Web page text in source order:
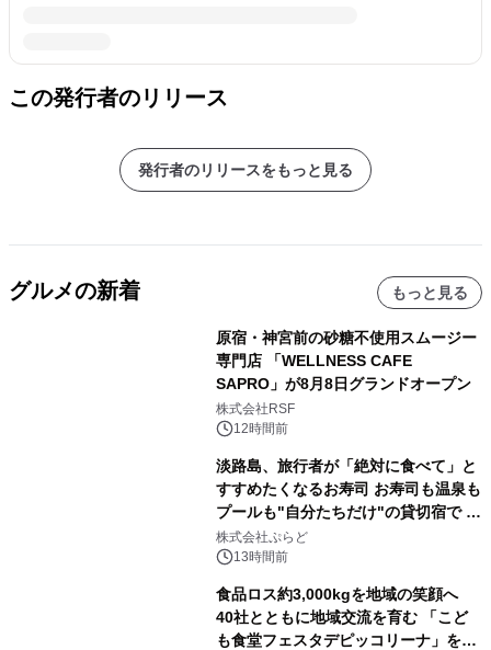
この発行者のリリース
発行者のリリースをもっと見る
グルメの新着 もっと見る
原宿・神宮前の砂糖不使用スムージー
専門店 「WELLNESS CAFE
SAPRO」が8月8日グランドオープン
株式会社RSF
12時間前
淡路島、旅行者が「絶対に食べて」と
すすめたくなるお寿司 お寿司も温泉も
プールも"自分たちだけ"の貸切宿で 1
日1組限定「岩屋温泉 絵島別庭 海と
森」の握り寿司プラン
株式会社ぷらど
13時間前
食品ロス約3,000kgを地域の笑顔へ
40社とともに地域交流を育む 「こど
も食堂フェスタデピッコリーナ」を9